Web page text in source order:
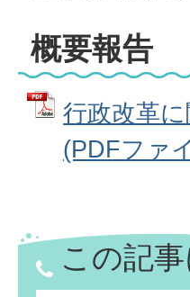
概要報告
行政改革
(PDFファ
この記